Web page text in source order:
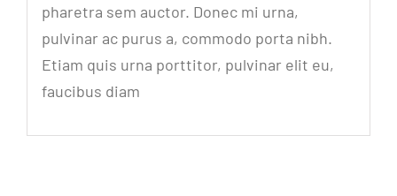
pharetra sem auctor. Donec mi urna,
pulvinar ac purus a, commodo porta nibh.
Etiam quis urna porttitor, pulvinar elit eu,
faucibus diam